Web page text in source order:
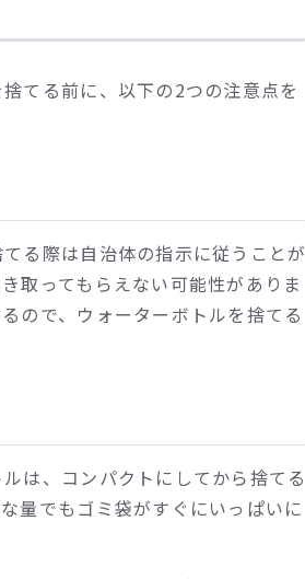
てる前に、以下の2つの注意点を
る際は自治体の指示に従うことが
取ってもらえない可能性がありま
ので、ウォーターボトルを捨てる
は、コンパクトにしてから捨てる
量でもゴミ袋がすぐにいっぱいに